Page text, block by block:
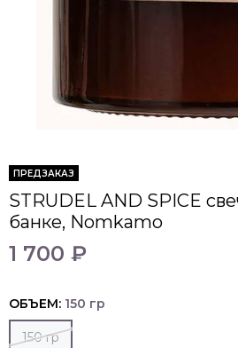
ПРЕДЗАКАЗ
STRUDEL AND SPICE
банке, Nomkamo
1 700 ₽
ОБЪЕМ: 150 гр
150 гр